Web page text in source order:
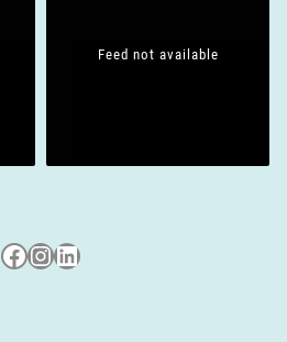
Feed not available
Besuche uns auf Facebook
Besuche uns auf Instagram
LinkedIn